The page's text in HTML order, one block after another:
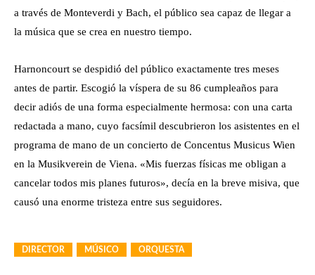
a través de Monteverdi y Bach, el público sea capaz de llegar a
la música que se crea en nuestro tiempo.
Harnoncourt se despidió del público exactamente tres meses
antes de partir. Escogió la víspera de su 86 cumpleaños para
decir adiós de una forma especialmente hermosa: con una carta
redactada a mano, cuyo facsímil descubrieron los asistentes en el
programa de mano de un concierto de Concentus Musicus Wien
en la Musikverein de Viena. «Mis fuerzas físicas me obligan a
cancelar todos mis planes futuros», decía en la breve misiva, que
causó una enorme tristeza entre sus seguidores.
DIRECTOR MÚSICO ORQUESTA